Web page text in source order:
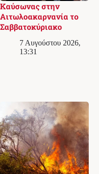
Καύσωνας στην
Αιτωλοακαρνανία το
Σαββατοκύριακο
7 Αυγούστου 2026,
13:31